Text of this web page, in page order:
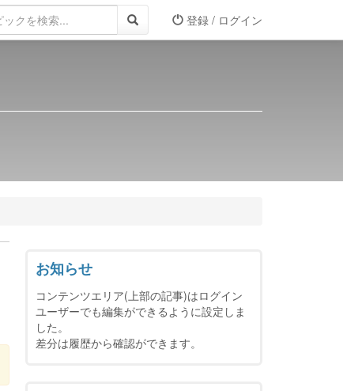
登録 / ログイン
お知らせ
コンテンツエリア(上部の記事)はログイン
ユーザーでも編集ができるように設定しま
した。
差分は履歴から確認ができます。